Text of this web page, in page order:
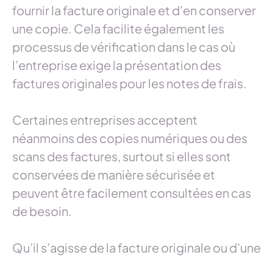
fournir la facture originale et d’en conserver
une copie. Cela facilite également les
processus de vérification dans le cas où
l’entreprise exige la présentation des
factures originales pour les notes de frais.
Certaines entreprises acceptent
néanmoins des copies numériques ou des
scans des factures, surtout si elles sont
conservées de manière sécurisée et
peuvent être facilement consultées en cas
de besoin.
Qu’il s’agisse de la facture originale ou d’une